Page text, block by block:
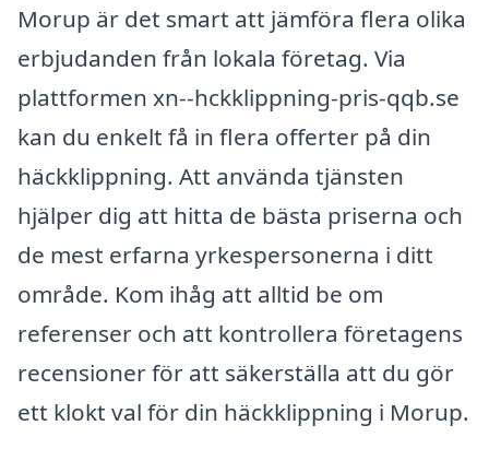
Morup är det smart att jämföra flera olika
erbjudanden från lokala företag. Via
plattformen xn--hckklippning-pris-qqb.se
kan du enkelt få in flera offerter på din
häckklippning. Att använda tjänsten
hjälper dig att hitta de bästa priserna och
de mest erfarna yrkespersonerna i ditt
område. Kom ihåg att alltid be om
referenser och att kontrollera företagens
recensioner för att säkerställa att du gör
ett klokt val för din häckklippning i Morup.